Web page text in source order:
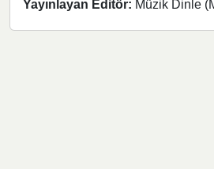
Yayınlayan Editör: Müzik Dinle